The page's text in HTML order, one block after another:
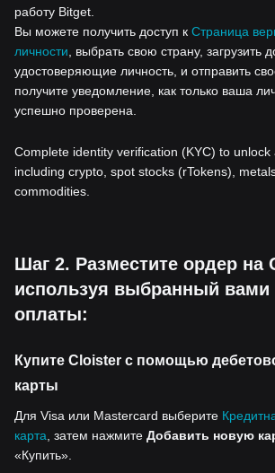
работу Bitget.
Вы можете получить доступ к Страница
личности , выбрать свою страну, загрузить
удостоверяющие личность, и отправить
получите уведомление, как только ваша
успешно проверена.
Complete identity verification (KYC) to unlock
including crypto, spot stocks (rTokens),
commodities.
Шаг 2. Разместите ордер на
используя выбранный вами
оплаты:
Купите Cloister с помощью
карты
Для Visa или Mastercard выберите
карта , затем нажмите Добавить новую
«Купить».